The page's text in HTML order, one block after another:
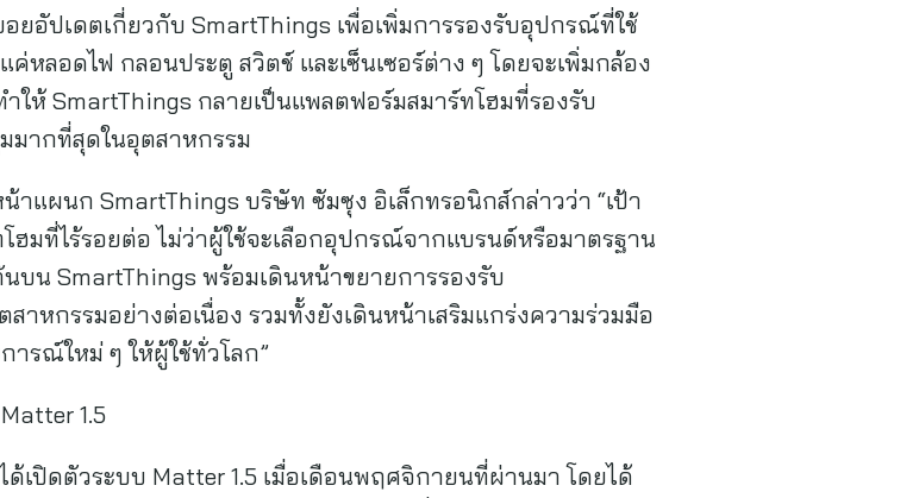
ยอัปเดตเกี่ยวกับ SmartThings เพื่อเพิ่มการรองรับอุปกรณ์ที่ใช้
หลอดไฟ กลอนประตู สวิตช์ และเซ็นเซอร์ต่าง ๆ โดยจะเพิ่มกล้อง
ให้ SmartThings กลายเป็นแพลตฟอร์มสมาร์ทโฮมที่รองรับ
ากที่สุดในอุตสาหกรรม
แผนก SmartThings บริษัท ซัมซุง อิเล็กทรอนิกส์กล่าวว่า “เป้า
มที่ไร้รอยต่อ ไม่ว่าผู้ใช้จะเลือกอุปกรณ์จากแบรนด์หรือมาตรฐาน
บน SmartThings พร้อมเดินหน้าขยายการรองรับ
าหกรรมอย่างต่อเนื่อง รวมทั้งยังเดินหน้าเสริมแกร่งความร่วมมือ
ารณ์ใหม่ ๆ ให้ผู้ใช้ทั่วโลก”
1.5
เปิดตัวระบบ Matter 1.5 เมื่อเดือนพฤศจิกายนที่ผ่านมา โดยได้